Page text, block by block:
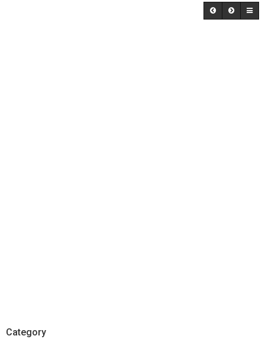
Category